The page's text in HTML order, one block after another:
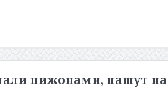
пижонами, пашут